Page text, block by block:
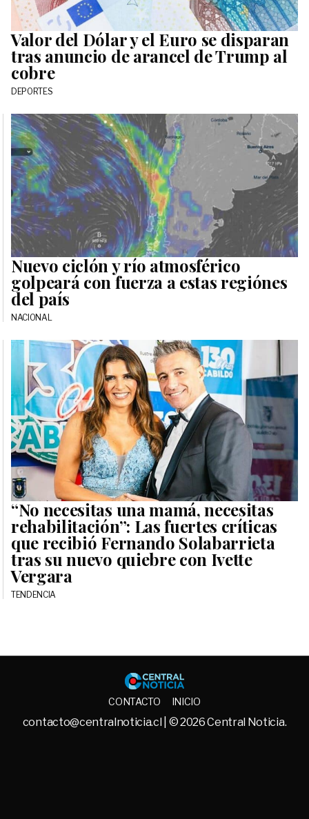
Valor del Dólar y el Euro se disparan
tras anuncio de arancel de Trump al
cobre
DEPORTES
Nuevo ciclón y río atmosférico
golpeará con fuerza a estas regiónes
del país
NACIONAL
“No necesitas una mamá, necesitas
rehabilitación”: Las fuertes críticas
que recibió Fernando Solabarrieta
tras su nuevo quiebre con Ivette
Vergara
TENDENCIA
Central
CONTACTO INICIO
contacto@centralnoticia.cl | © 2026 Central Noticia.